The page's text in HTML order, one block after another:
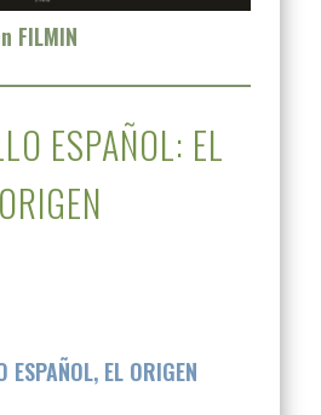
FILMIN
ESPAÑOL: EL
ORIGEN
ESPAÑOL, EL ORIGEN